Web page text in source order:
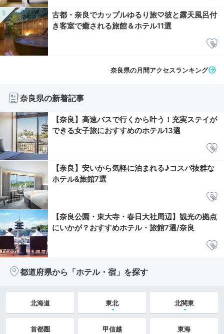
古都・奈良でカップルゆるり旅♡彼と露天風呂付
き客室で癒される旅館＆ホテル11選
奈良県の月間アクセスランキング
奈良県の新着記事
【奈良】高速バスで行くから叶う！充実ステイが
できる女子旅におすすめのホテル13選
【奈良】安いから気軽に泊まれる♪コスパ抜群な
ホテル&旅館7選
【奈良公園・東大寺・春日大社周辺】観光の拠点
にいかが？おすすめホテル・旅館7選/奈良
都道府県から「ホテル・宿」を探す
北海道 東北 北関東
首都圏 甲信越 東海